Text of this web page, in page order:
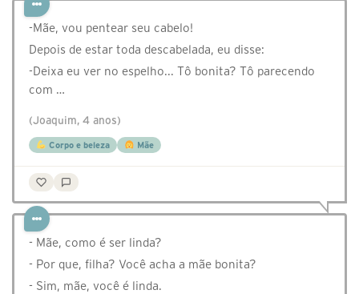
-Mãe, vou pentear seu cabelo!
Depois de estar toda descabelada, eu disse:
-Deixa eu ver no espelho... Tô bonita? Tô parecendo
com …
(Joaquim, 4 anos)
Corpo e beleza Mãe
- Mãe, como é ser linda?
- Por que, filha? Você acha a mãe bonita?
- Sim, mãe, você é linda.